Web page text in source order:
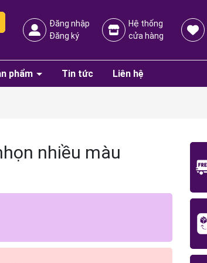
Đăng nhập
Đăng ký
Hệ thống
cửa hàng
phẩm Tin tức Liên hệ
nhiều màu